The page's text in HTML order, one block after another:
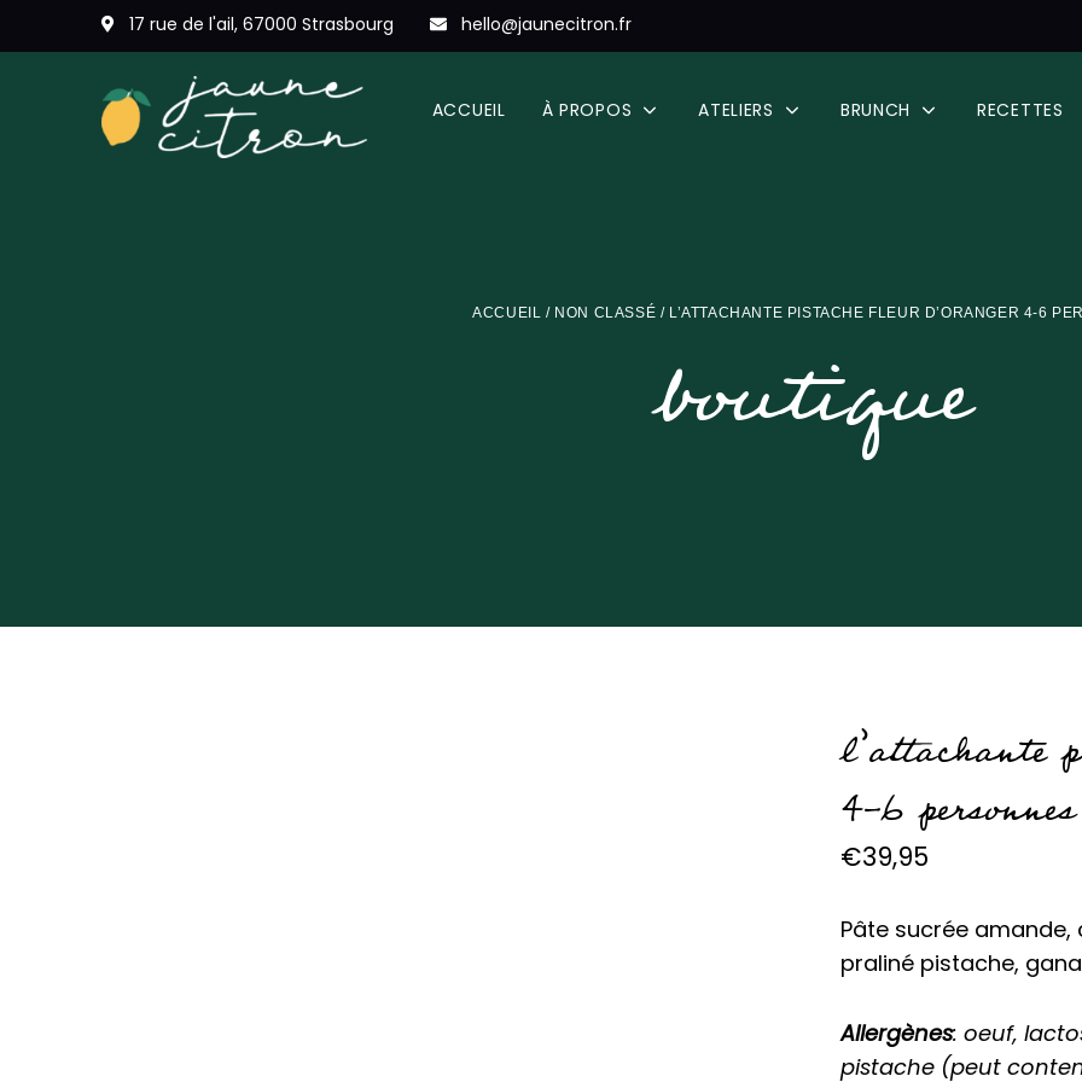
17 rue de l'ail, 67000 Strasbourg hello@jaunecitron.fr
ACCUEIL À PROPOS ATELIERS BRUNCH RECETTES
ACCUEIL / NON CLASSÉ / L’ATTACHANTE PISTACHE FLEUR D’ORANGER 4-6
boutique
l’attachante
4-6 personnes
€39,95
Pâte sucrée
praliné pistache,
Allergènes: oeuf,
pistache (peut